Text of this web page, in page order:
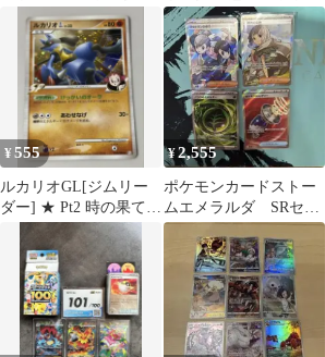
【3パックセット】
ッキ
¥555
ルカリオGL[ジムリー
ダー] ★ Pt2 時の果ての
¥2,555
ポケモンカードストー
ムエメラルダ SRセッ
ト